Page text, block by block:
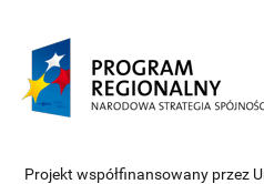
Projekt współfinansowany przez